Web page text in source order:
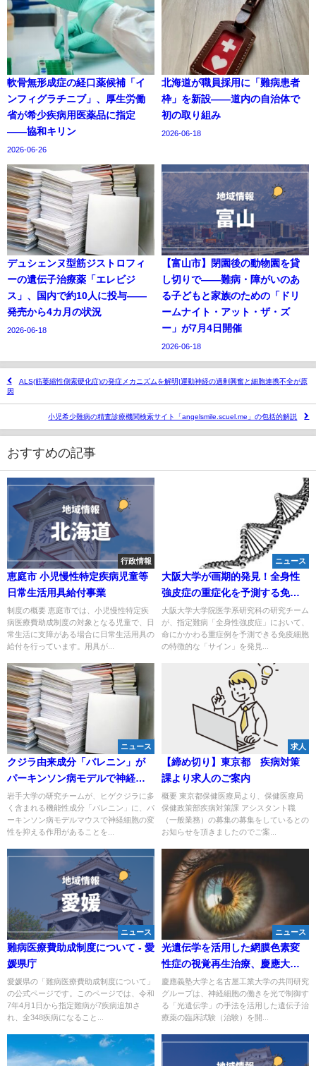
軟骨無形成症の経口薬候補「イ
ンフィグラチニブ」、厚生労働
省が希少疾病用医薬品に指定
——協和キリン
2026-06-26
北海道が職員採用に「難病患者
枠」を新設——道内の自治体で
初の取り組み
2026-06-18
デュシェンヌ型筋ジストロフィ
ーの遺伝子治療薬「エレビジ
ス」、国内で約10人に投与——
発売から4カ月の状況
2026-06-18
【富山市】閉園後の動物園を貸
し切りで——難病・障がいのあ
る子どもと家族のための「ドリ
ームナイト・アット・ザ・ズ
ー」が7月4日開催
2026-06-18
ALS(筋萎縮性側索硬化症)の発症メカニズムを解明|運動神経の過剰興奮と細胞連携不全が原
因
小児希少難病の精査診療機関検索サイト「angelsmile.scuel.me」の包括的解説
おすすめの記事
行政情報
恵庭市 小児慢性特定疾病児童等
日常生活用具給付事業
制度の概要 恵庭市では、小児慢性特定疾
病医療費助成制度の対象となる児童で、日
常生活に支障がある場合に日常生活用具の
給付を行っています。用具が...
ニュース
大阪大学が画期的発見！全身性
強皮症の重症化を予測する免疫
細胞の「サイン」を世界で初め
て特定
大阪大学大学院医学系研究科の研究チーム
が、指定難病「全身性強皮症」において、
命にかかわる重症例を予測できる免疫細胞
の特徴的な「サイン」を発見...
ニュース
クジラ由来成分「バレニン」が
パーキンソン病モデルで神経保
護 岩手大が作用機序を解明
岩手大学の研究チームが、ヒゲクジラに多
く含まれる機能性成分「バレニン」に、パ
ーキンソン病モデルマウスで神経細胞の変
性を抑える作用があることを...
求人
【締め切り】東京都 疾病対策
課より求人のご案内
概要 東京都保健医療局より、保健医療局
保健政策部疾病対策課 アシスタント職
（一般業務）の募集の募集をしているとの
お知らせを頂きましたのでご案...
ニュース
難病医療費助成制度について - 愛
媛県庁
愛媛県の「難病医療費助成制度について」
の公式ページです。このページでは、令和
7年4月1日から指定難病が7疾病追加さ
れ、全348疾病になること...
ニュース
光遺伝学を活用した網膜色素変
性症の視覚再生治療、慶應大学
と名古屋工業大学が国内初の治
験開始
慶應義塾大学と名古屋工業大学の共同研究
グループは、神経細胞の働きを光で制御す
る「光遺伝学」の手法を活用した遺伝子治
療薬の臨床試験（治験）を開...